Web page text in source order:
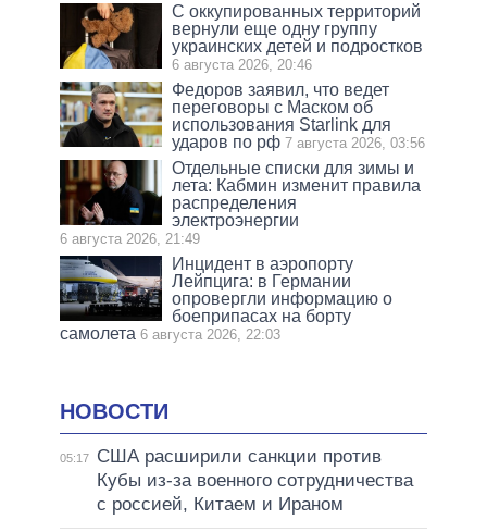
С оккупированных территорий
вернули еще одну группу
украинских детей и подростков
6 августа 2026, 20:46
Федоров заявил, что ведет
переговоры с Маском об
использования Starlink для
ударов по рф 7 августа 2026, 03:56
Отдельные списки для зимы и
лета: Кабмин изменит правила
распределения
электроэнергии
6 августа 2026, 21:49
Инцидент в аэропорту
Лейпцига: в Германии
опровергли информацию о
боеприпасах на борту
самолета 6 августа 2026, 22:03
НОВОСТИ
05:17
США расширили санкции против
Кубы из-за военного сотрудничества
с россией, Китаем и Ираном